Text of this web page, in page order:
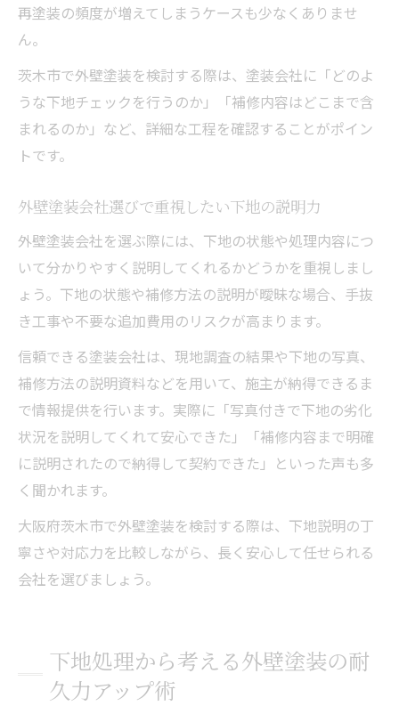
再塗装の頻度が増えてしまうケースも少なくありませ
ん。
茨木市で外壁塗装を検討する際は、塗装会社に「どのよ
うな下地チェックを行うのか」「補修内容はどこまで含
まれるのか」など、詳細な工程を確認することがポイン
トです。
外壁塗装会社選びで重視したい下地の説明力
外壁塗装会社を選ぶ際には、下地の状態や処理内容につ
いて分かりやすく説明してくれるかどうかを重視しまし
ょう。下地の状態や補修方法の説明が曖昧な場合、手抜
き工事や不要な追加費用のリスクが高まります。
信頼できる塗装会社は、現地調査の結果や下地の写真、
補修方法の説明資料などを用いて、施主が納得できるま
で情報提供を行います。実際に「写真付きで下地の劣化
状況を説明してくれて安心できた」「補修内容まで明確
に説明されたので納得して契約できた」といった声も多
く聞かれます。
大阪府茨木市で外壁塗装を検討する際は、下地説明の丁
寧さや対応力を比較しながら、長く安心して任せられる
会社を選びましょう。
下地処理から考える外壁塗装の耐
久力アップ術